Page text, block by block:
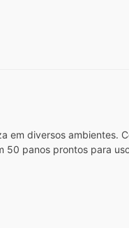
diversos
panos prontos para